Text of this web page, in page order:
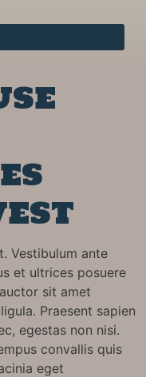
Vestibulum ante
et ultrices posuere
sit amet
Praesent sapien
egestas non nisi.
convallis quis
eget